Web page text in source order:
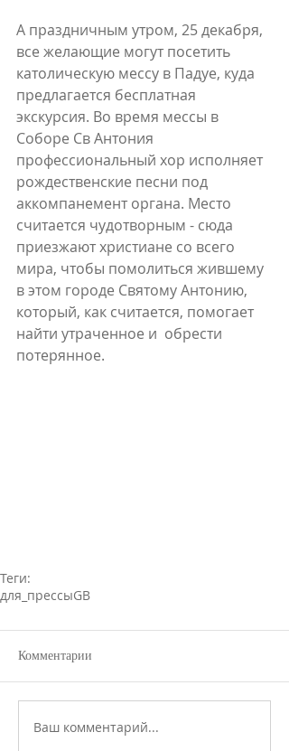
А праздничным утром, 25 декабря,
все желающие могут посетить
католическую мессу в Падуе, куда
предлагается бесплатная
экскурсия. Во время мессы в
Соборе Св Антония
профессиональный хор исполняет
рождественские песни под
аккомпанемент органа. Место
считается чудотворным - сюда
приезжают христиане со всего
мира, чтобы помолиться жившему
в этом городе Святому Антонию,
который, как считается, помогает
найти утраченное и  обрести
потерянное.
Теги:
для_прессыGB
Комментарии
Ваш комментарий...